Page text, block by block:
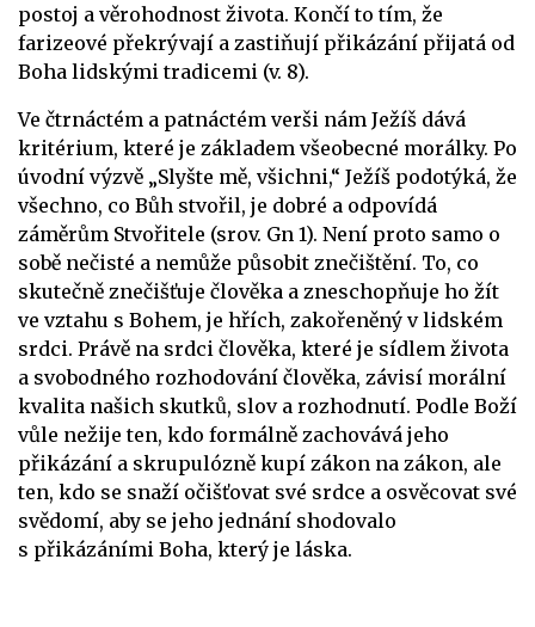
postoj a věrohodnost života. Končí to tím, že
farizeové překrývají a zastiňují přikázání přijatá od
Boha lidskými tradicemi (v. 8).
Ve čtrnáctém a patnáctém verši nám Ježíš dává
kritérium, které je základem všeobecné morálky. Po
úvodní výzvě „Slyšte mě, všichni,“ Ježíš podotýká, že
všechno, co Bůh stvořil, je dobré a odpovídá
záměrům Stvořitele (srov. Gn 1). Není proto samo o
sobě nečisté a nemůže působit znečištění. To, co
skutečně znečišťuje člověka a zneschopňuje ho žít
ve vztahu s Bohem, je hřích, zakořeněný v lidském
srdci. Právě na srdci člověka, které je sídlem života
a svobodného rozhodování člověka, závisí morální
kvalita našich skutků, slov a rozhodnutí. Podle Boží
vůle nežije ten, kdo formálně zachovává jeho
přikázání a skrupulózně kupí zákon na zákon, ale
ten, kdo se snaží očišťovat své srdce a osvěcovat své
svědomí, aby se jeho jednání shodovalo
s přikázáními Boha, který je láska.